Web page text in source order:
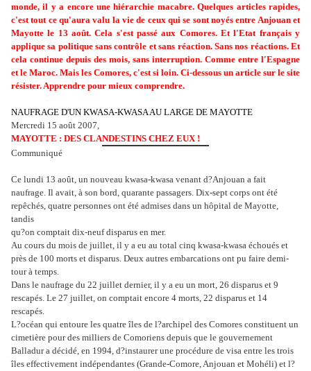
monde, il y a encore une hiérarchie macabre. Quelques articles rapides,
c'est tout ce qu'aura valu la vie de ceux qui se sont noyés entre Anjouan et
Mayotte le 13 août. Cela s'est passé aux Comores. Et l'Etat français y
applique sa politique sans contrôle et sans réaction. Sans nos réactions. Et
cela continue depuis des mois, sans interruption. Comme entre l'Espagne
et le Maroc. Mais les Comores, c'est si loin. Ci-dessous un article sur le site
résister. Apprendre pour mieux comprendre.
NAUFRAGE D'UN KWASA-KWASA AU LARGE DE MAYOTTE
Mercredi 15 août 2007,
MAYOTTE : DES CLANDESTINS CHEZ EUX !
Communiqué
Ce lundi 13 août, un nouveau kwasa-kwasa venant d?Anjouan a fait
naufrage. Il avait, à son bord, quarante passagers. Dix-sept corps ont été
repêchés, quatre personnes ont été admises dans un hôpital de Mayotte,
tandis
qu?on comptait dix-neuf disparus en mer.
Au cours du mois de juillet, il y a eu au total cinq kwasa-kwasa échoués et
près de 100 morts et disparus. Deux autres embarcations ont pu faire demi-
tour à temps.
Dans le naufrage du 22 juillet dernier, il y a eu un mort, 26 disparus et 9
rescapés. Le 27 juillet, on comptait encore 4 morts, 22 disparus et 14
rescapés.
L?océan qui entoure les quatre îles de l?archipel des Comores constituent un
cimetière pour des milliers de Comoriens depuis que le gouvernement
Balladur a décidé, en 1994, d?instaurer une procédure de visa entre les trois
îles effectivement indépendantes (Grande-Comore, Anjouan et Mohéli) et l?